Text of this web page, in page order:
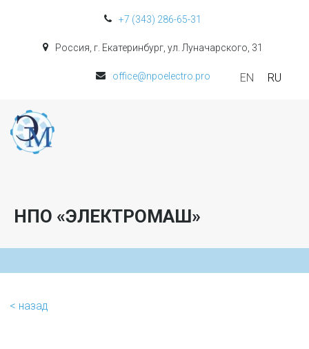
+7 (343) 286-65-31
Россия, г. Екатеринбург, ул. Луначарского, 31
office@npoelectro.pro EN RU
НПО «ЭЛЕКТРОМАШ»
< назад